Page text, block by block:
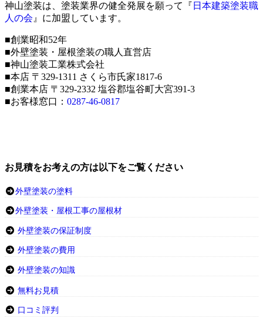
神山塗装は、塗装業界の健全発展を願って『 日本建築塗装職
人の会』に加盟しています。
■創業昭和52年
■外壁塗装・屋根塗装の職人直営店
■神山塗装工業株式会社
■本店 〒329-1311 さくら市氏家1817-6
■創業本店 〒329-2332 塩谷郡塩谷町大宮391-3
■お客様窓口： 0287-46-0817
お見積をお考えの方は以下をご覧ください
外壁塗装の塗料
外壁塗装・屋根工事の屋根材
外壁塗装の保証制度
外壁塗装の費用
外壁塗装の知識
無料お見積
口コミ評判